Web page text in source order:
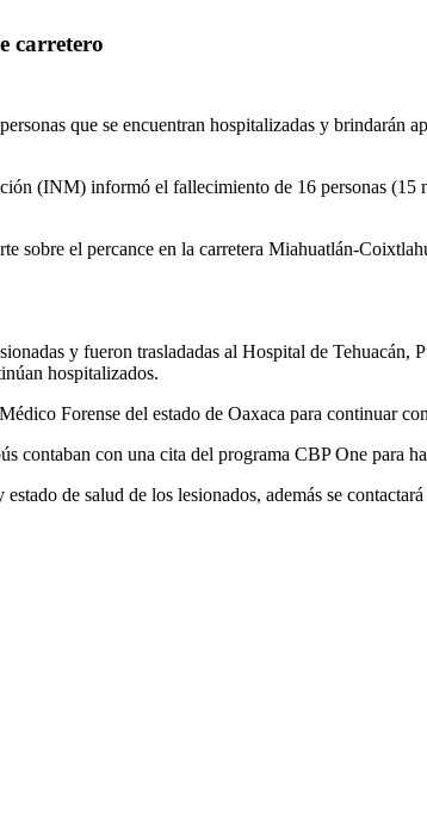
carretero
que se encuentran hospitalizadas y brindarán
(INM) informó el fallecimiento de 16 personas
el percance en la carretera Miahuatlán-
y fueron trasladadas al Hospital de
hospitalizados.
Forense del estado de Oaxaca para continuar
contaban con una cita del programa CBP One para
de salud de los lesionados, además se